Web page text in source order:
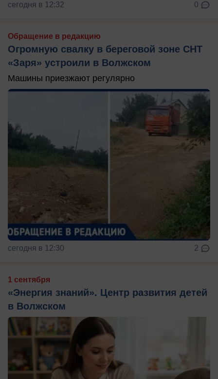
сегодня в 12:32 0
Обращение в редакцию
Огромную свалку в береговой зоне СНТ
«Заря» устроили в Волжском
Машины приезжают регулярно
сегодня в 12:30 2
1 сентября
«Энергия знаний». Центр развития детей
в Волжском